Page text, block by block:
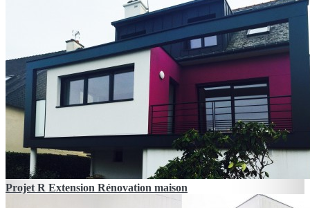
Projet R Extension Rénovation maison